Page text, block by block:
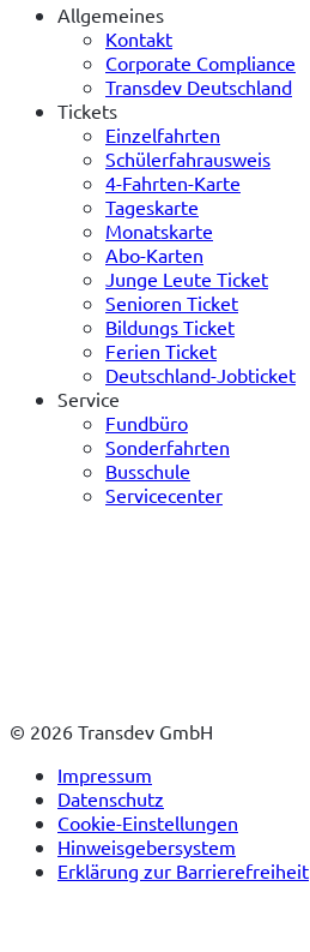
Allgemeines
Kontakt
Corporate Compliance
Transdev Deutschland
Tickets
Einzelfahrten
Schülerfahrausweis
4-Fahrten-Karte
Tageskarte
Monatskarte
Abo-Karten
Junge Leute Ticket
Senioren Ticket
Bildungs Ticket
Ferien Ticket
Deutschland-Jobticket
Service
Fundbüro
Sonderfahrten
Busschule
Servicecenter
© 2026 Transdev GmbH
Impressum
Datenschutz
Cookie-Einstellungen
Hinweisgebersystem
Erklärung zur Barrierefreiheit